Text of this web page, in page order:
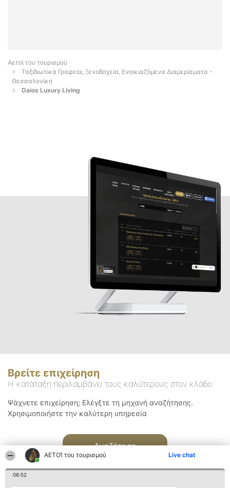
ΑΕΤΟΊ του τουρισμού Live chat
06:52
Αετοί του τουρισμού
Ταξιδιωτικά Γραφεία, Ξενοδοχεία, Ενοικιαζόμενα Διαμερίσματα -
Θεσσαλονίκη
Daios Luxury Living
Βρείτε επιχείρηση
Η κατάταξη περιλαμβάνει τους καλύτερους στον κλάδο
Ψάχνετε επιχείρηση; Ελέγξτε τη μηχανή αναζήτησης.
Χρησιμοποιήστε την καλύτερη υπηρεσία
Αναζήτηση